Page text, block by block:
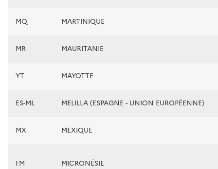
MQ MARTINIQUE
MR MAURITANIE
YT MAYOTTE
ES-ML MELILLA (ESPAGNE - UNION EUROPÉENNE)
MX MEXIQUE
FM MICRONÉSIE